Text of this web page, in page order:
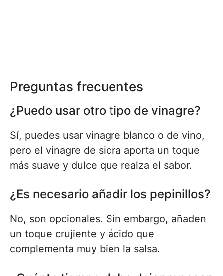
Preguntas frecuentes
¿Puedo usar otro tipo de vinagre?
Sí, puedes usar vinagre blanco o de vino,
pero el vinagre de sidra aporta un toque
más suave y dulce que realza el sabor.
¿Es necesario añadir los pepinillos?
No, son opcionales. Sin embargo, añaden
un toque crujiente y ácido que
complementa muy bien la salsa.